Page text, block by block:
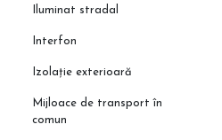
Iluminat stradal
Interfon
Izolație exterioară
Mijloace de transport în
comun